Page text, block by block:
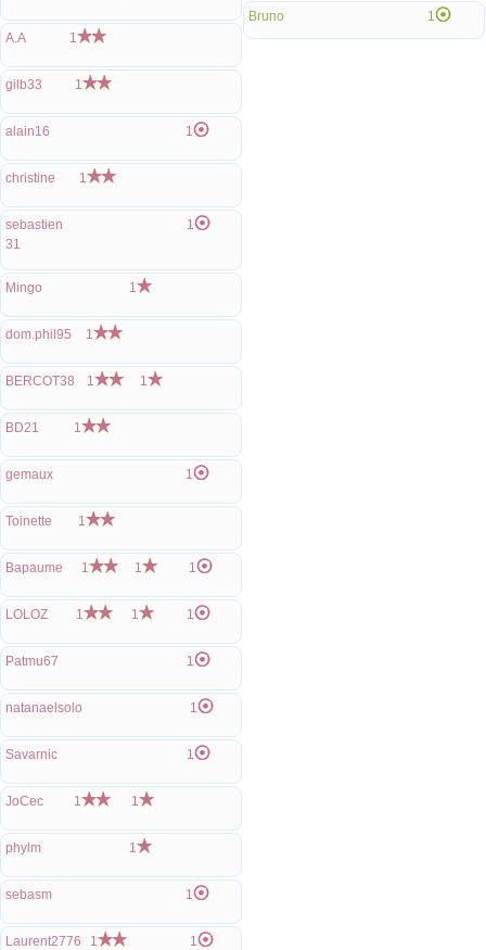
A.A 1
gilb33 1
alain16 1
christine 1
sebastien
31
1
Mingo 1
dom.phil95 1
BERCOT38 1 1
BD21 1
gemaux 1
Toinette 1
Bapaume 1 1 1
LOLOZ 1 1 1
Patmu67 1
natanaelsolo 1
Savarnic 1
JoCec 1 1
phylm 1
sebasm 1
Laurent2776 1 1
Bruno 1